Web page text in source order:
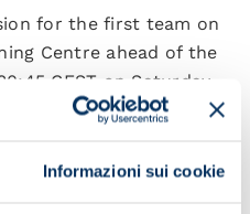
Informazioni sui cookie
for the first team on
Centre ahead of the
CEST on Saturday
Serie A Week 3.
off followed by speed